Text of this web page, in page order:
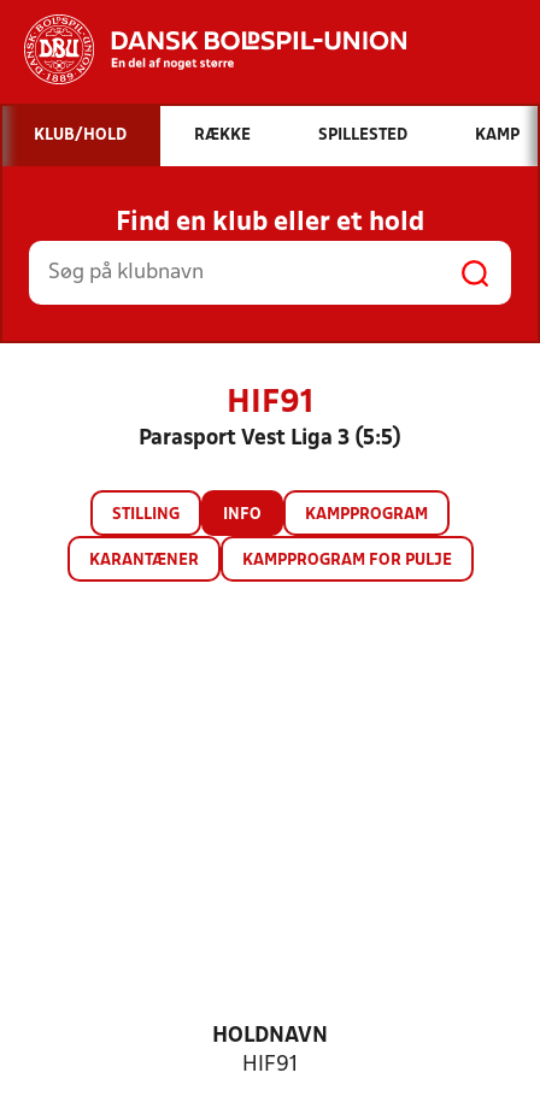
Hvad vil du søge efter?
INDHOLD OG NYHEDER
STILLINGER, RESULTATER, KLUBBER OG
HOLD
KLUB/HOLD RÆKKE SPILLESTED KAMP
Find en klub eller et hold
HIF91
Parasport Vest Liga 3 (5:5)
STILLING INFO KAMPPROGRAM
KARANTÆNER KAMPPROGRAM FOR PULJE
HOLDNAVN
HIF91